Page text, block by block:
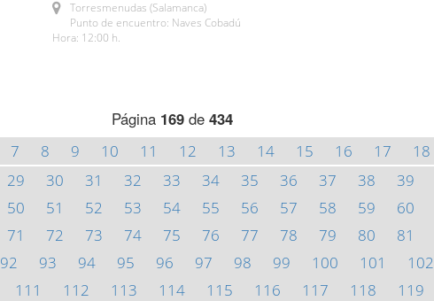
Torresmenudas (Salamanca)
Punto de encuentro: Naves Cobadú
Hora: 12:00 h.
Página 169de 434
7 8 9 10 11 12 13 14 15 16 17 18
29 30 31 32 33 34 35 36 37 38 39
50 51 52 53 54 55 56 57 58 59 60
71 72 73 74 75 76 77 78 79 80 81
92 93 94 95 96 97 98 99 100 101 102
111 112 113 114 115 116 117 118 119